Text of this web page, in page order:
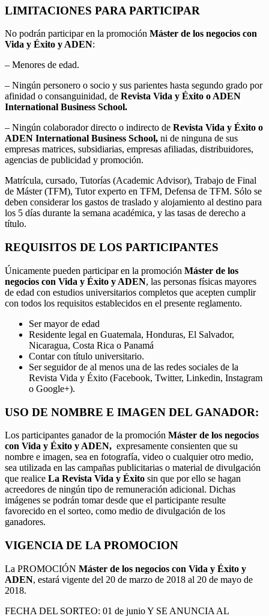
LIMITACIONES PARA PARTICIPAR
No podrán participar en la promoción Máster de los negocios con
Vida y Éxito y ADEN:
– Menores de edad.
– Ningún personero o socio y sus parientes hasta segundo grado por
afinidad o consanguinidad, de Revista Vida y Éxito o ADEN
International Business School.
– Ningún colaborador directo o indirecto de Revista Vida y Éxito o
ADEN International Business School, ni de ninguna de sus
empresas matrices, subsidiarias, empresas afiliadas, distribuidores,
agencias de publicidad y promoción.
Matrícula, cursado, Tutorías (Academic Advisor), Trabajo de Final
de Máster (TFM), Tutor experto en TFM, Defensa de TFM. Sólo se
deben considerar los gastos de traslado y alojamiento al destino para
los 5 días durante la semana académica, y las tasas de derecho a
título.
REQUISITOS DE LOS PARTICIPANTES
Únicamente pueden participar en la promoción Máster de los
negocios con Vida y Éxito y ADEN, las personas físicas mayores
de edad con estudios universitarios completos que acepten cumplir
con todos los requisitos establecidos en el presente reglamento.
Ser mayor de edad
Residente legal en Guatemala, Honduras, El Salvador,
Nicaragua, Costa Rica o Panamá
Contar con título universitario.
Ser seguidor de al menos una de las redes sociales de la
Revista Vida y Éxito (Facebook, Twitter, Linkedin, Instagram
o Google+).
USO DE NOMBRE E IMAGEN DEL GANADOR:
Los participantes ganador de la promoción Máster de los negocios
con Vida y Éxito y ADEN, expresamente consienten que su
nombre e imagen, sea en fotografía, video o cualquier otro medio,
sea utilizada en las campañas publicitarias o material de divulgación
que realice La Revista Vida y Éxito sin que por ello se hagan
acreedores de ningún tipo de remuneración adicional. Dichas
imágenes se podrán tomar desde que el participante resulte
favorecido en el sorteo, como medio de divulgación de los
ganadores.
VIGENCIA DE LA PROMOCION
La PROMOCIÓN Máster de los negocios con Vida y Éxito y
ADEN, estará vigente del 20 de marzo de 2018 al 20 de mayo de
2018.
FECHA DEL SORTEO: 01 de junio Y SE ANUNCIA AL